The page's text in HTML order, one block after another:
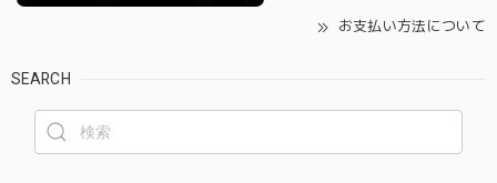
お支払い方法について
SEARCH